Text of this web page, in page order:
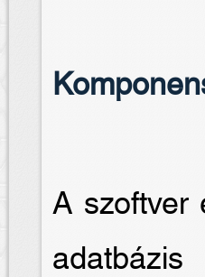
A szoftver